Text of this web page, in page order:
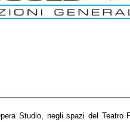
Studio, negli spazi del Teatro